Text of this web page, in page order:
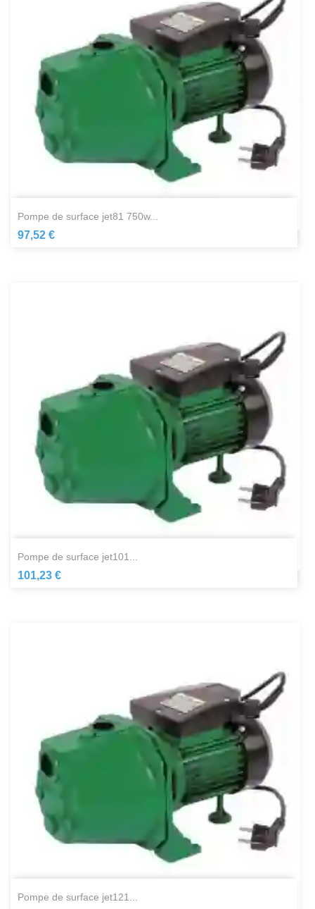
pompe de surface jet81 750w...
97,52 €
pompe de surface jet101...
101,23 €
pompe de surface jet121...